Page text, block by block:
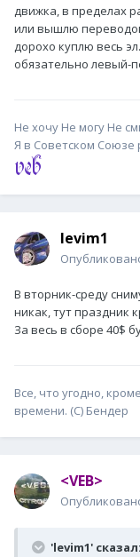
движка, в пределах
или вышлю
дорохо куплю весь
обязательно левый-
Не хочу Не могу Не
Я в Советском Союзе
levim1
В вторник-среду
никак, тут праздник
За весь в сборе 40$
Все, что угодно,
времени. (С) Бендер
<VEB>
'levim1' сказал: